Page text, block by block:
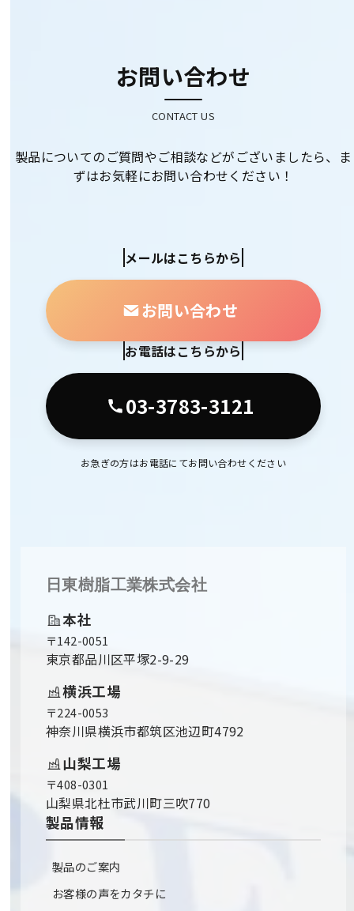
お問い合わせ
CONTACT US
製品についてのご質問やご相談などがございましたら、ま
ずはお気軽にお問い合わせください！
メールはこちらから
お問い合わせ
お電話はこちらから
03-3783-3121
お急ぎの方はお電話にてお問い合わせください
日東樹脂工業株式会社
本社
〒142-0051
東京都品川区平塚2-9-29
横浜工場
〒224-0053
神奈川県横浜市都筑区池辺町4792
山梨工場
〒408-0301
山梨県北杜市武川町三吹770
製品情報
製品のご案内
お客様の声をカタチに